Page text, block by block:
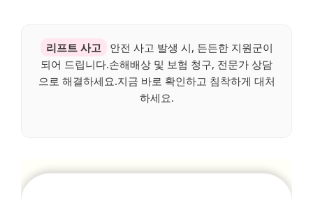
리프트 사고
안전 사고 발생 시, 든든한 지원군이
되어 드립니다.손해배상 및 보험 청구, 전문가 상담
으로 해결하세요.지금 바로 확인하고 침착하게 대처
하세요.